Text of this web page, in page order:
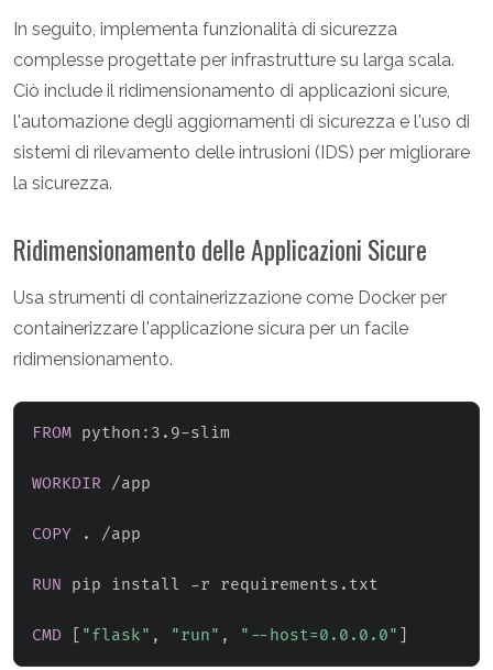
In seguito, implementa funzionalità di sicurezza
complesse progettate per infrastrutture su larga scala.
Ciò include il ridimensionamento di applicazioni sicure,
l'automazione degli aggiornamenti di sicurezza e l'uso di
sistemi di rilevamento delle intrusioni (IDS) per migliorare
la sicurezza.
Ridimensionamento delle Applicazioni Sicure
Usa strumenti di containerizzazione come Docker per
containerizzare l'applicazione sicura per un facile
ridimensionamento.
FROM python:3.9-slim
WORKDIR /app
COPY . /app
RUN pip install -r requirements.txt
CMD "flask" , "run" , "--host=0.0.0.0"